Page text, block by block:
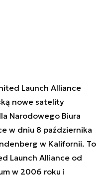
Launch Alliance
nowe satelity
Narodowego Biura
w dniu 8 października
w Kalifornii. To
Launch Alliance od
w 2006 roku i